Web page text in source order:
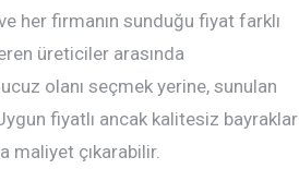
her firmanın sunduğu fiyat farklı
üreticiler arasında
olanı seçmek yerine, sunulan
fiyatlı ancak kalitesiz bayraklar
maliyet çıkarabilir.